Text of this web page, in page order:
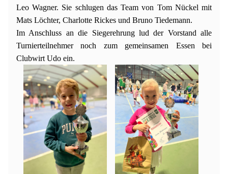
Leo Wagner. Sie schlugen das Team von Tom Nückel mit
Mats Löchter, Charlotte Rickes und Bruno Tiedemann.
Im Anschluss an die Siegerehrung lud der Vorstand alle
Turnierteilnehmer noch zum gemeinsamen Essen bei
Clubwirt Udo ein.